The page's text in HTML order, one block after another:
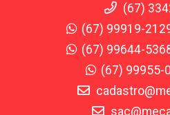
(67)
(67) 99919-
(67) 99644-
(67) 99955-